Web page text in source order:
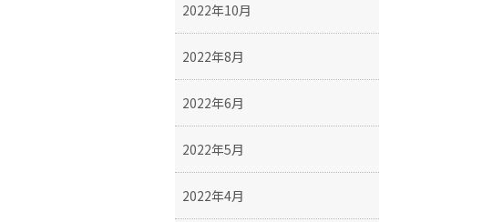
2022年10月
2022年8月
2022年6月
2022年5月
2022年4月